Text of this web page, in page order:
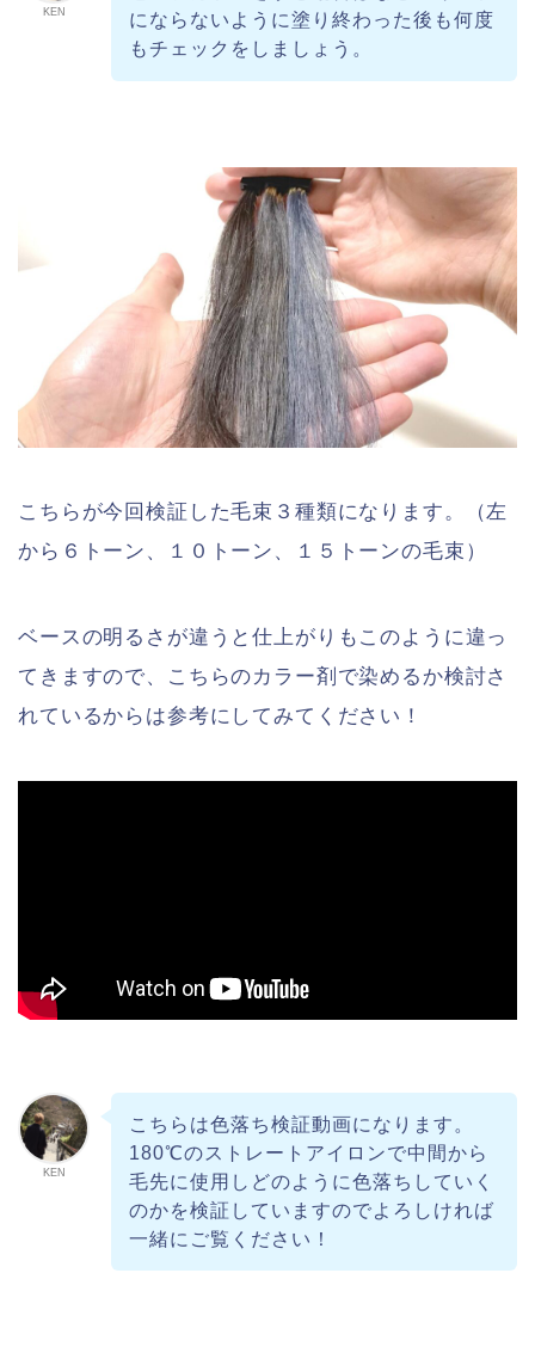
KEN
にならないように塗り終わった後も何度
もチェックをしましょう。
こちらが今回検証した毛束３種類になります。（左
から６トーン、１０トーン、１５トーンの毛束）
ベースの明るさが違うと仕上がりもこのように違っ
てきますので、こちらのカラー剤で染めるか検討さ
れているからは参考にしてみてください！
KEN
こちらは色落ち検証動画になります。
180℃のストレートアイロンで中間から
毛先に使用しどのように色落ちしていく
のかを検証していますのでよろしければ
一緒にご覧ください！